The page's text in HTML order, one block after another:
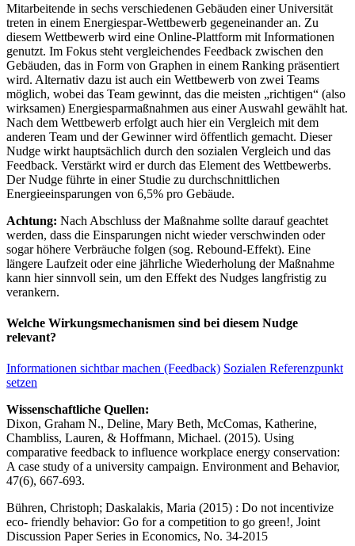
Mitarbeitende in sechs verschiedenen Gebäuden einer Universität
treten in einem Energiespar-Wettbewerb gegeneinander an. Zu
diesem Wettbewerb wird eine Online-Plattform mit Informationen
genutzt. Im Fokus steht vergleichendes Feedback zwischen den
Gebäuden, das in Form von Graphen in einem Ranking präsentiert
wird. Alternativ dazu ist auch ein Wettbewerb von zwei Teams
möglich, wobei das Team gewinnt, das die meisten „richtigen“ (also
wirksamen) Energiesparmaßnahmen aus einer Auswahl gewählt hat.
Nach dem Wettbewerb erfolgt auch hier ein Vergleich mit dem
anderen Team und der Gewinner wird öffentlich gemacht. Dieser
Nudge wirkt hauptsächlich durch den sozialen Vergleich und das
Feedback. Verstärkt wird er durch das Element des Wettbewerbs.
Der Nudge führte in einer Studie zu durchschnittlichen
Energieeinsparungen von 6,5% pro Gebäude.
Achtung: Nach Abschluss der Maßnahme sollte darauf geachtet
werden, dass die Einsparungen nicht wieder verschwinden oder
sogar höhere Verbräuche folgen (sog. Rebound-Effekt). Eine
längere Laufzeit oder eine jährliche Wiederholung der Maßnahme
kann hier sinnvoll sein, um den Effekt des Nudges langfristig zu
verankern.
Welche Wirkungsmechanismen sind bei diesem Nudge
relevant?
Informationen sichtbar machen (Feedback) Sozialen Referenzpunkt
setzen
Wissenschaftliche Quellen:
Dixon, Graham N., Deline, Mary Beth, McComas, Katherine,
Chambliss, Lauren, & Hoffmann, Michael. (2015). Using
comparative feedback to influence workplace energy conservation:
A case study of a university campaign. Environment and Behavior,
47(6), 667-693.
Bühren, Christoph; Daskalakis, Maria (2015) : Do not incentivize
eco- friendly behavior: Go for a competition to go green!, Joint
Discussion Paper Series in Economics, No. 34-2015